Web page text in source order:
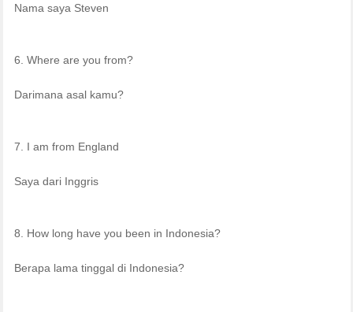
Nama saya Steven
6. Where are you from?
Darimana asal kamu?
7. I am from England
Saya dari Inggris
8. How long have you been in Indonesia?
Berapa lama tinggal di Indonesia?